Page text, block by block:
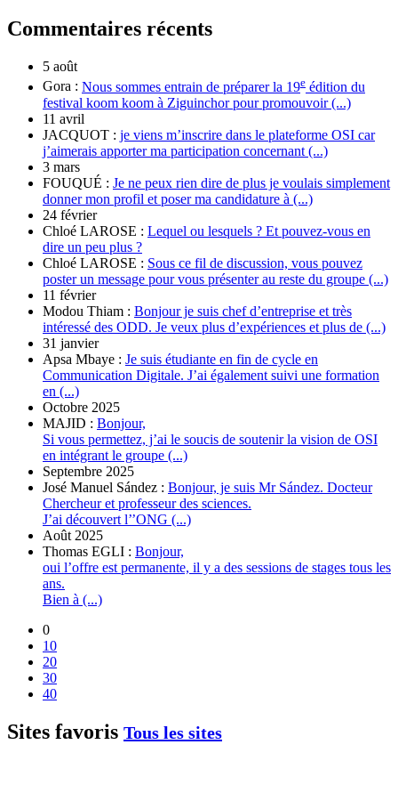
Commentaires récents
5 août
Gora : Nous sommes entrain de préparer la 19e édition du
festival koom koom à Ziguinchor pour promouvoir (...)
11 avril
JACQUOT : je viens m’inscrire dans le plateforme OSI car
j’aimerais apporter ma participation concernant (...)
3 mars
FOUQUÉ : Je ne peux rien dire de plus je voulais simplement
donner mon profil et poser ma candidature à (...)
24 février
Chloé LAROSE : Lequel ou lesquels ? Et pouvez-vous en
dire un peu plus ?
Chloé LAROSE : Sous ce fil de discussion, vous pouvez
poster un message pour vous présenter au reste du groupe (...)
11 février
Modou Thiam : Bonjour je suis chef d’entreprise et très
intéressé des ODD. Je veux plus d’expériences et plus de (...)
31 janvier
Apsa Mbaye : Je suis étudiante en fin de cycle en
Communication Digitale. J’ai également suivi une formation
en (...)
Octobre 2025
MAJID : Bonjour,
Si vous permettez, j’ai le soucis de soutenir la vision de OSI
en intégrant le groupe (...)
Septembre 2025
José Manuel Sández : Bonjour, je suis Mr Sández. Docteur
Chercheur et professeur des sciences.
J’ai découvert l’’ONG (...)
Août 2025
Thomas EGLI : Bonjour,
oui l’offre est permanente, il y a des sessions de stages tous les
ans.
Bien à (...)
0
10
20
30
40
Sites favoris Tous les sites